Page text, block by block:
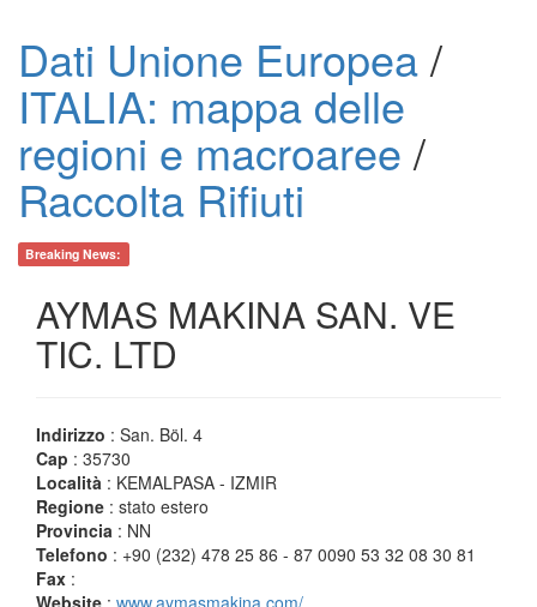
Dati Unione Europea/
ITALIA: mappa delle
regioni e macroaree /
Raccolta Rifiuti
Breaking News:
AYMAS MAKINA SAN. VE
TIC. LTD
Indirizzo : San. Böl. 4
Cap : 35730
Località : KEMALPASA - IZMIR
Regione : stato estero
Provincia : NN
Telefono : +90 (232) 478 25 86 - 87 0090 53 32 08 30 81
Fax :
Website : www.aymasmakina.com/